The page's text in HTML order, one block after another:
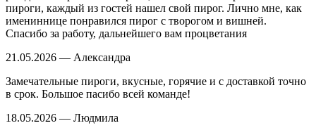
пироги, каждый из гостей нашел свой пирог. Лично мне, как
имениннице понравился пирог с творогом и вишней.
Спасибо за работу, дальнейшего вам процветания
21.05.2026 — Александра
Замечательные пироги, вкусные, горячие и с доставкой точно
в срок. Большое пасибо всей команде!
18.05.2026 — Людмила